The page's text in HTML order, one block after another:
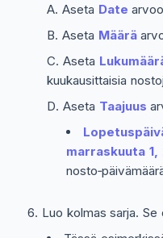
Aseta Date
Aseta Määrä
Aseta
kuukausittaisia
Aseta Taajuus
marraskuuta
Luo kolmas sarja. Se